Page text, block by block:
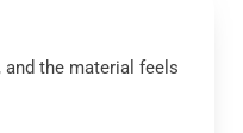
the material feels